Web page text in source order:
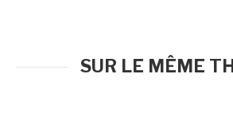
SUR LE MÊME